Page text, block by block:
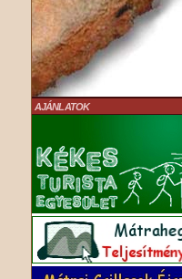
AJÁNLATOK